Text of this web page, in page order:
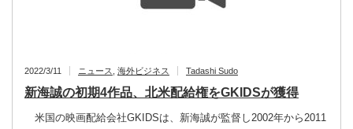
2022/3/11 ニュース 海外ビジネス Tadashi Sudo
新海誠の初期4作品、北米配給権をGKIDSが獲得
米国の映画配給会社GKIDSは、新海誠が監督し2002年から2011